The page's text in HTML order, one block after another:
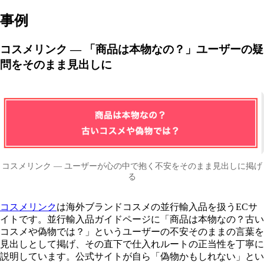
事例
コスメリンク — 「商品は本物なの？」ユーザーの疑
問をそのまま見出しに
コスメリンク — ユーザーが心の中で抱く不安をそのまま見出しに掲げ
る
コスメリンクは海外ブランドコスメの並行輸入品を扱うECサ
イトです。並行輸入品ガイドページに「商品は本物なの？古い
コスメや偽物では？」というユーザーの不安そのままの言葉を
見出しとして掲げ、その直下で仕入れルートの正当性を丁寧に
説明しています。公式サイトが自ら「偽物かもしれない」とい